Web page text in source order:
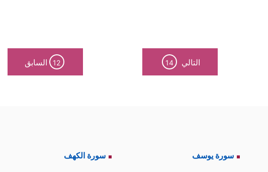
التالي 14
12 السابق
سورة يوسف سورة الكهف